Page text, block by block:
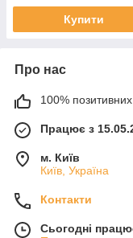
Купити
Про нас
100% позитивних
Працює з
м. Київ
Київ, Україна
Контакти
Сьогодні